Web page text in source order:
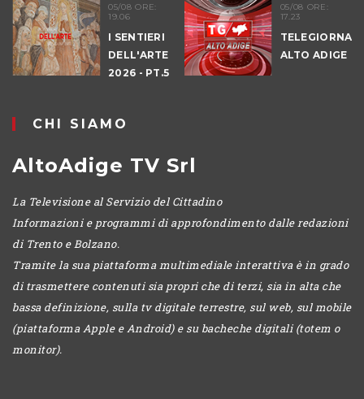
05/08 ORE:
19.06
I SENTIERI
DELL'ARTE
2026 - PT.5
05/08 ORE:
17.23
TELEGIORNALE
ALTO ADIGE
CHI SIAMO
AltoAdige TV Srl
La Televisione al Servizio del Cittadino
Informazioni e programmi di approfondimento dalle redazioni
di Trento e Bolzano.
Tramite la sua piattaforma multimediale interattiva è in grado
di trasmettere contenuti sia propri che di terzi, sia in alta che
bassa definizione, sulla tv digitale terrestre, sul web, sul mobile
(piattaforma Apple e Android) e su bacheche digitali (totem o
monitor).